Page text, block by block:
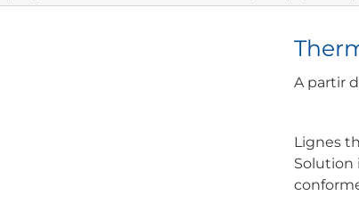
A partir
Lignes
Solution